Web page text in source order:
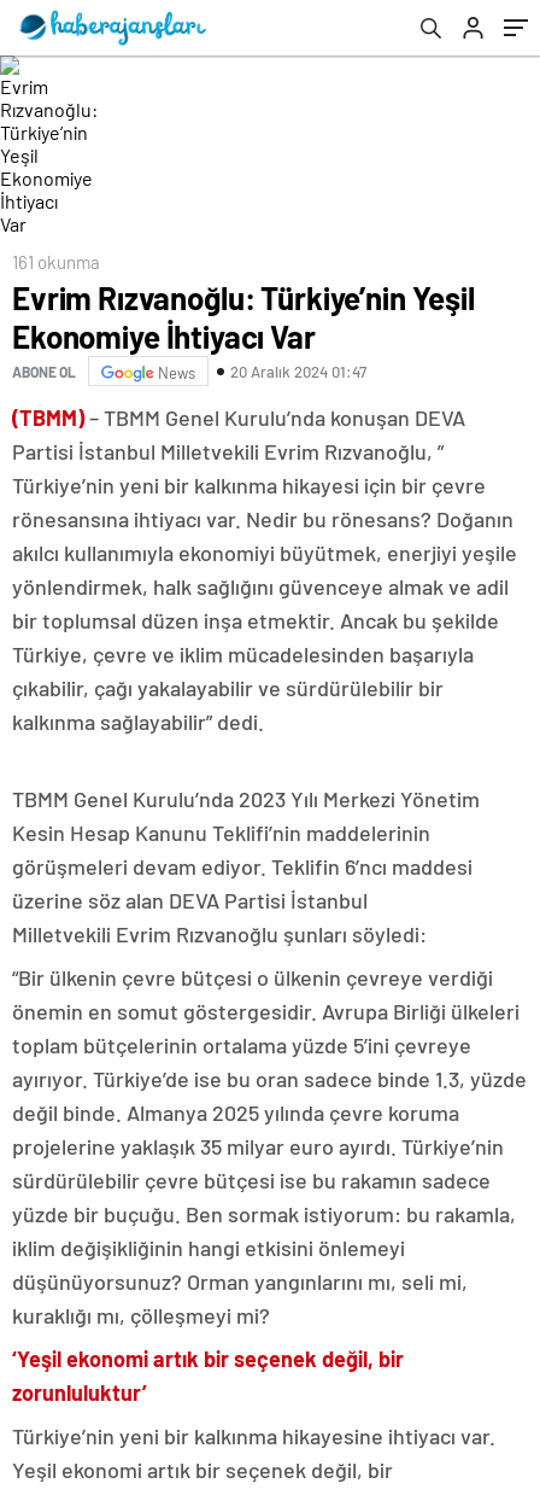
161 okunma
Evrim Rızvanoğlu: Türkiye’nin Yeşil
Ekonomiye İhtiyacı Var
ABONE OL News 20 Aralık 2024 01:47
(TBMM)– TBMM Genel Kurulu’nda konuşan DEVA
Partisi İstanbul Milletvekili Evrim Rızvanoğlu, ”
Türkiye’nin yeni bir kalkınma hikayesi için bir çevre
rönesansına ihtiyacı var. Nedir bu rönesans? Doğanın
akılcı kullanımıyla ekonomiyi büyütmek, enerjiyi yeşile
yönlendirmek, halk sağlığını güvenceye almak ve adil
bir toplumsal düzen inşa etmektir. Ancak bu şekilde
Türkiye, çevre ve iklim mücadelesinden başarıyla
çıkabilir, çağı yakalayabilir ve sürdürülebilir bir
kalkınma sağlayabilir” dedi.
TBMM Genel Kurulu’nda 2023 Yılı Merkezi Yönetim
Kesin Hesap Kanunu Teklifi’nin maddelerinin
görüşmeleri devam ediyor. Teklifin 6’ncı maddesi
üzerine söz alan DEVA Partisi İstanbul
Milletvekili Evrim Rızvanoğlu şunları söyledi:
“Bir ülkenin çevre bütçesi o ülkenin çevreye verdiği
önemin en somut göstergesidir. Avrupa Birliği ülkeleri
toplam bütçelerinin ortalama yüzde 5’ini çevreye
ayırıyor. Türkiye’de ise bu oran sadece binde 1.3, yüzde
değil binde. Almanya 2025 yılında çevre koruma
projelerine yaklaşık 35 milyar euro ayırdı. Türkiye’nin
sürdürülebilir çevre bütçesi ise bu rakamın sadece
yüzde bir buçuğu. Ben sormak istiyorum: bu rakamla,
iklim değişikliğinin hangi etkisini önlemeyi
düşünüyorsunuz? Orman yangınlarını mı, seli mi,
kuraklığı mı, çölleşmeyi mi?
‘Yeşil ekonomi artık bir seçenek değil, bir
zorunluluktur’
Türkiye’nin yeni bir kalkınma hikayesine ihtiyacı var.
Yeşil ekonomi artık bir seçenek değil, bir